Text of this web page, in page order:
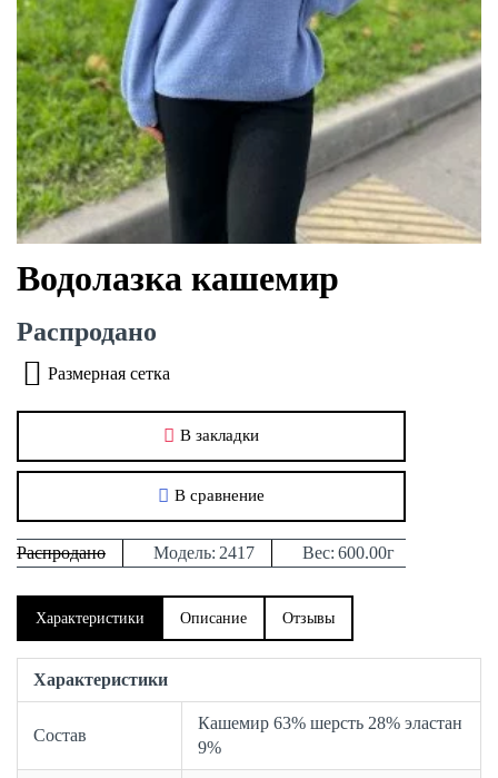
Водолазка кашемир
Распродано Модель: 2417 Вес: 600.00г
Распродано
В закладки
В сравнение
Размерная сетка
Характеристики Описание Отзывы
Характеристики
Состав
Кашемир 63% шерсть 28% эластан
9%